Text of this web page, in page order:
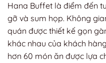
Hana Buffet là điểm đến
gỡ và sum họp. Không
quán được thiết kế gọn
khác nhau của khách
hơn 60 món ăn được lựa